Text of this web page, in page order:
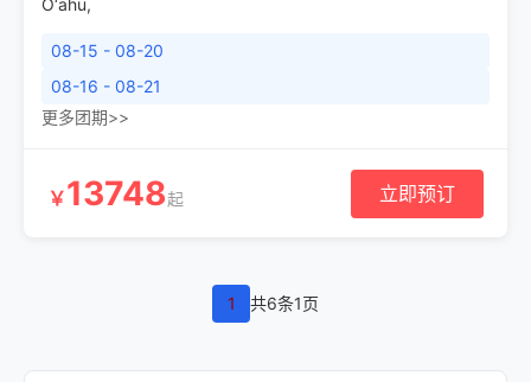
O‘ahu,
08-15 - 08-20
08-16 - 08-21
更多团期>>
￥13748起 立即预订
1 共6条1页